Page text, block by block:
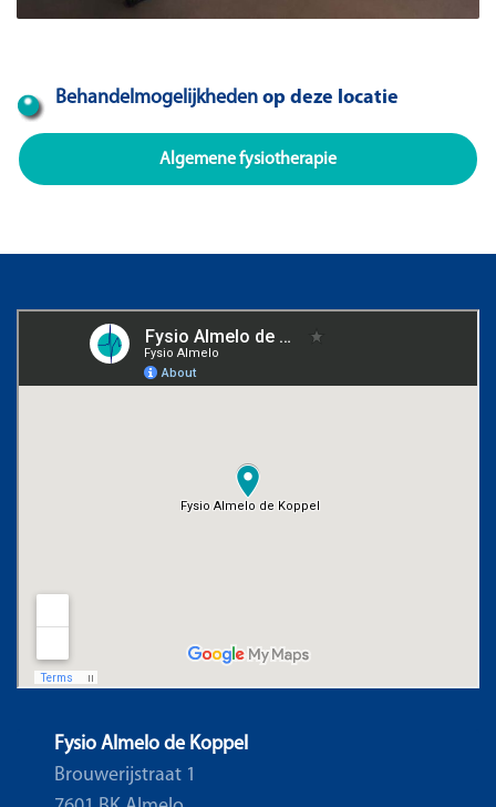
Behandelmogelijkheden op deze locatie
Algemene fysiotherapie
Fysio Almelo de Koppel
Brouwerijstraat 1